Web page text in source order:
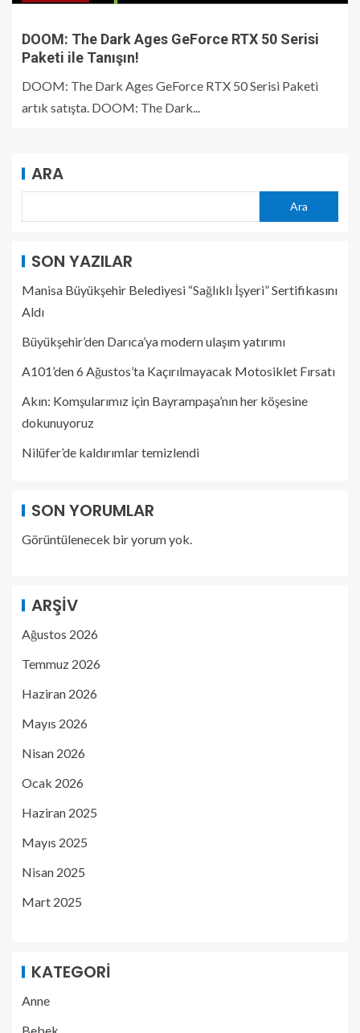
DOOM: The Dark Ages GeForce RTX 50 Serisi
Paketi ile Tanışın!
DOOM: The Dark Ages GeForce RTX 50 Serisi Paketi
artık satışta. DOOM: The Dark...
ARA
Ara
SON YAZILAR
Manisa Büyükşehir Belediyesi “Sağlıklı İşyeri” Sertifikasını
Aldı
Büyükşehir’den Darıca’ya modern ulaşım yatırımı
A101’den 6 Ağustos’ta Kaçırılmayacak Motosiklet Fırsatı
Akın: Komşularımız için Bayrampaşa’nın her köşesine
dokunuyoruz
Nilüfer’de kaldırımlar temizlendi
SON YORUMLAR
Görüntülenecek bir yorum yok.
ARŞIV
Ağustos 2026
Temmuz 2026
Haziran 2026
Mayıs 2026
Nisan 2026
Ocak 2026
Haziran 2025
Mayıs 2025
Nisan 2025
Mart 2025
KATEGORI
Anne